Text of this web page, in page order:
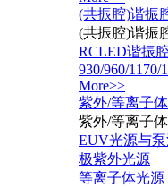
(共振腔)谐振
(共振腔)谐振
RCLED谐振
930/960/1170/
More>>
紫外/等离子
紫外/等离子
EUV光源与
极紫外光源
等离子体光源